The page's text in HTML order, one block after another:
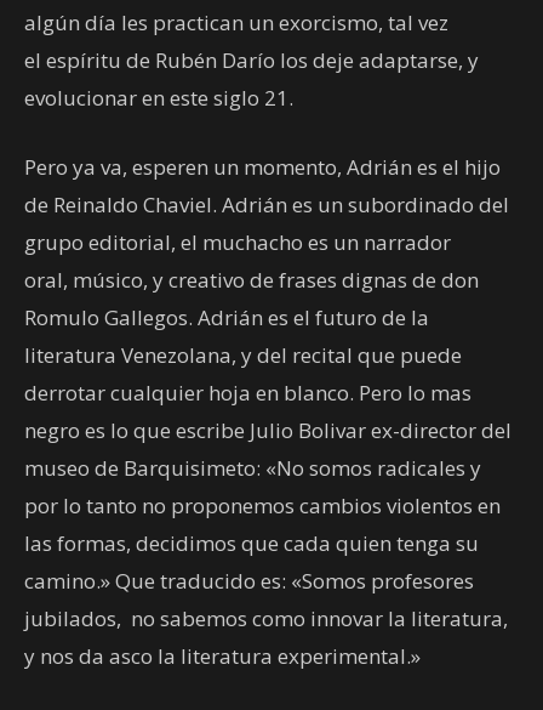
algún día les practican un exorcismo, tal vez
el espíritu de Rubén Darío los deje adaptarse, y
evolucionar en este siglo 21.
Pero ya va, esperen un momento, Adrián es el hijo
de Reinaldo Chaviel. Adrián es un subordinado del
grupo editorial, el muchacho es un narrador
oral, músico, y creativo de frases dignas de don
Romulo Gallegos. Adrián es el futuro de la
literatura Venezolana, y del recital que puede
derrotar cualquier hoja en blanco. Pero lo mas
negro es lo que escribe Julio Bolivar ex-director del
museo de Barquisimeto: «No somos radicales y
por lo tanto no proponemos cambios violentos en
las formas, decidimos que cada quien tenga su
camino.» Que traducido es: «Somos profesores
jubilados, no sabemos como innovar la literatura,
y nos da asco la literatura experimental.»